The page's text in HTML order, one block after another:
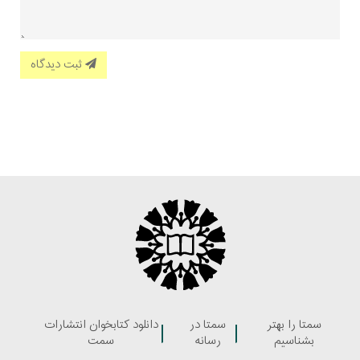
سمتا را بهتر
بشناسیم
سمتا در
رسانه
دانلود کتابخوان انتشارات
سمت